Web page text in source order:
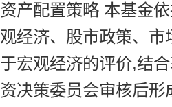
资产配置策略 本基金
观经济、股市政策、
于宏观经济的评价,结
资决策委员会审核后